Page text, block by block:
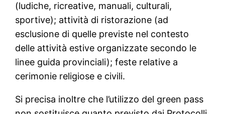
(ludiche, ricreative, manuali, culturali,
sportive); attività di ristorazione (ad
esclusione di quelle previste nel contesto
delle attività estive organizzate secondo le
linee guida provinciali); feste relative a
cerimonie religiose e civili.
Si precisa inoltre che l’utilizzo del green pass